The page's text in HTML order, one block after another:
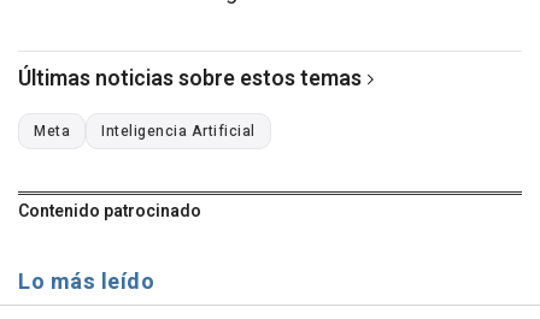
Últimas noticias sobre estos temas
Meta Inteligencia Artificial
Contenido patrocinado
Lo más leído